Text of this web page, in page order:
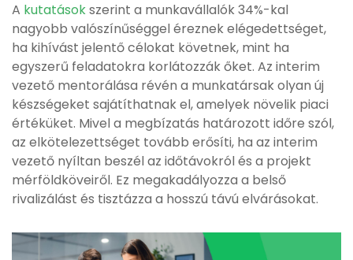
A kutatásokszerint a munkavállalók 34%-kal
nagyobb valószínűséggel éreznek elégedettséget,
ha kihívást jelentő célokat követnek, mint ha
egyszerű feladatokra korlátozzák őket. Az interim
vezető mentorálása révén a munkatársak olyan új
készségeket sajátíthatnak el, amelyek növelik piaci
értéküket. Mivel a megbízatás határozott időre szól,
az elkötelezettséget tovább erősíti, ha az interim
vezető nyíltan beszél az időtávokról és a projekt
mérföldköveiről. Ez megakadályozza a belső
rivalizálást és tisztázza a hosszú távú elvárásokat.